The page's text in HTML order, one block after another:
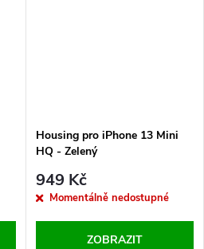
Housing pro iPhone 13 Mini
HQ - Zelený
949 Kč
Momentálně nedostupné
ZOBRAZIT